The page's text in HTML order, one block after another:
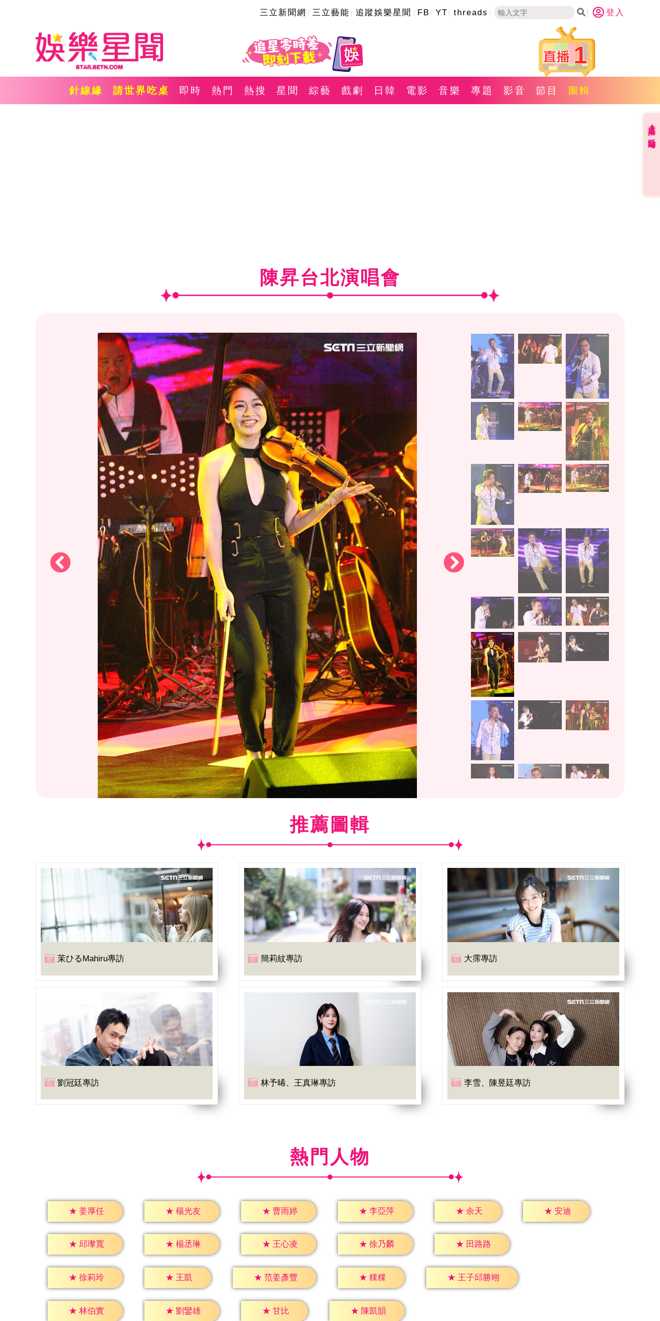
三立新聞網 三立藝能 追蹤娛樂星聞 FB YT threads 登入
1
針線緣 請世界吃桌 即時 熱門 熱搜 星聞 綜藝 戲劇 日韓 電影 音樂 專題 影音 節目 圖輯
陳昇台北演唱會
推薦圖輯
茉ひるMahiru專訪 簡莉紋專訪 大霈專訪
劉冠廷專訪 林予晞、王真琳專訪 李雪、陳昱廷專訪
熱門人物
★ 姜厚任 ★ 楊光友 ★ 曹雨婷 ★ 李亞萍 ★ 余天 ★ 安迪
★ 邱瓈寬 ★ 楊丞琳 ★ 王心凌 ★ 徐乃麟 ★ 田路路
★ 徐莉玲 ★ 王凱 ★ 范姜彥豐 ★ 粿粿 ★ 王子邱勝翊
★ 林伯實 ★ 劉鑾雄 ★ 甘比 ★ 陳凱韻
直播✦活動